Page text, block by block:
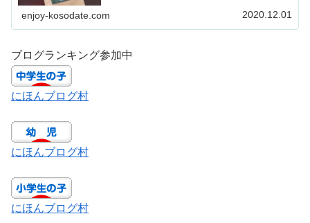
enjoy-kosodate.com 2020.12.01
ブログランキング参加中
にほんブログ村
にほんブログ村
にほんブログ村